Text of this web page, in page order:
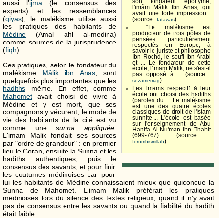
son fondateur éponyme,
l'imâm Mâlik Ibn Anas, qui
avait une forte impression...
(source : fatawas)
... “Le malékisme est
producteur de trois pôles de
pensées particulièrement
respectés en Europe, à
savoir le juriste et philosophe
Ibn Rochd, le soufi Ibn Arabi
et ... Le fondateur de cette
école, l'imam Malik, ne s'est-il
pas opposé à ... (source :
sezamemag)
Les imams respectif à leur
école ont choisi des hadiths
(paroles du ... Le malékisme
est une des quatre écoles
classiques de droit de l'Islam
sunnite.... L'école est basée
sur l'enseignement de Abu
Hanifa Al-Nu'man Ibn Thabit
(699-767)... (source :
forumbismillah)
aussi l'ijma (le consensus des
experts) et les ressemblances
(qiyas), le malékisme utilise aussi
les pratiques des habitants de
Médine (Amal ahl al-medina)
comme sources de la jurisprudence
(fiqh).
Ces pratiques, selon le fondateur du
malékisme Mâlik ibn Anas, sont
quelquefois plus importantes que les
hadiths même. En effet, comme
Mahomet avait choisi de vivre à
Médine et y est mort, que ses
compagnons y vécurent, le mode de
vie des habitants de la cité est vu
comme unesunna appliquée
L'imam Malik fondait ses sources
par "ordre de grandeur" : en premier
lieu le Coran, ensuite la Sunna et les
hadiths authentiques, puis le
consensus des savants, et pour finir
les coutumes médinoises car pour
lui les habitants de Médine connaissaient mieux que quiconque la
Sunna de Mahomet. L'imam Malik préférait les pratiques
médinoises lors du silence des textes religieux, quand il n'y avait
pas de consensus entre les savants ou quand la fiabilité du hadith
était faible.